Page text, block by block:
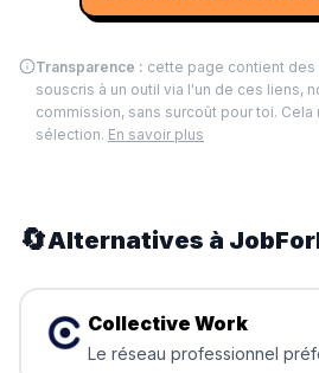
Transparence : cette page contient
souscris à un outil via l'un de ces liens,
commission, sans surcoût pour toi.
sélection. En savoir plus
🔄Alternatives à
Collective Work
Le réseau professionnel